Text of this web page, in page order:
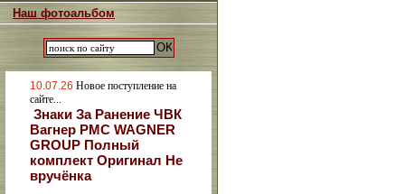
Наш фотоальбом
10.07.26 Новое поступление на
сайте...
Знаки За Ранение ЧВК
Вагнер РМС WAGNER
GROUP Полный
комплект Оригинал Не
вручёнка